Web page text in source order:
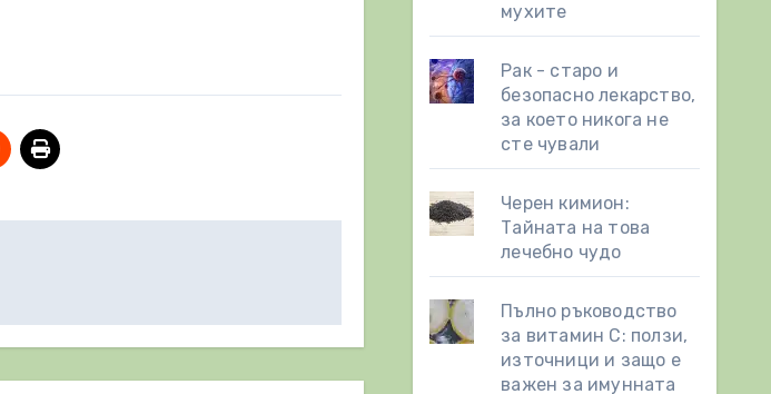
мухите
Рак - старо и
безопасно лекарство,
за което никога не
сте чували
Черен кимион:
Тайната на това
лечебно чудо
Пълно ръководство
за витамин С: ползи,
източници и защо е
важен за имунната